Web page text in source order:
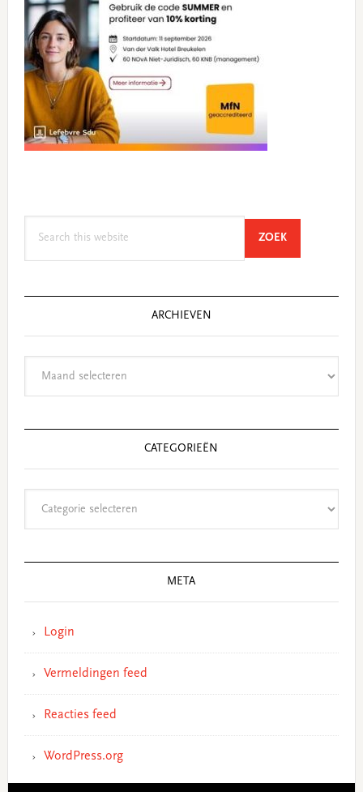
ZOEKSEARCH
ARCHIEVEN
CATEGORIEËN
META
Login
Vermeldingen feed
Reacties feed
WordPress.org